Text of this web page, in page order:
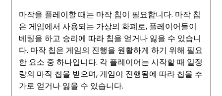
마작을 플레이할 때는 마작 칩이 필요합니다. 마작 칩
은 게임에서 사용되는 가상의 화폐로, 플레이어들이
베팅을 하고 승리에 따라 칩을 얻거나 잃을 수 있습니
다. 마작 칩은 게임의 진행을 원활하게 하기 위해 필요
한 요소 중 하나입니다. 각 플레이어는 시작할 때 일정
량의 마작 칩을 받으며, 게임이 진행됨에 따라 칩을 추
가로 얻거나 잃을 수 있습니다.